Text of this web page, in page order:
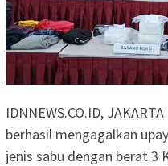
IDNNEWS.CO.ID,
berhasil mengagalkan
jenis sabu dengan berat 3